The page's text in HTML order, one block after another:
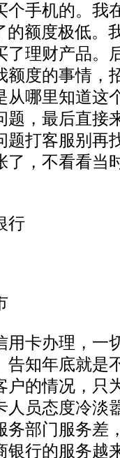
个手机的。我
的额度极低。
了理财产品。
额度的事情，
从哪里知道这
题，最后直接
题打客服别再
了，不看看当
行
卡办理，一
告知年底就是
户的情况，只
人员态度冷淡
务部门服务差
银行的服务越